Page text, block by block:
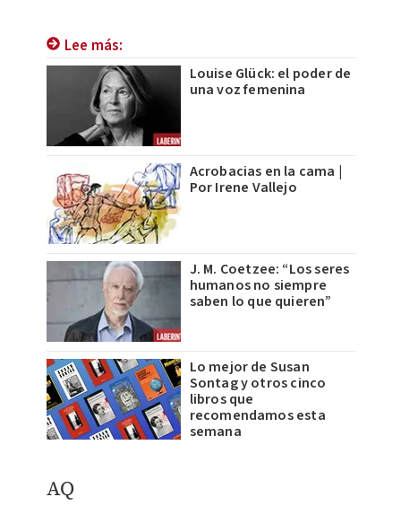
Lee más:
Louise Glück: el poder de
una voz femenina
Acrobacias en la cama |
Por Irene Vallejo
J. M. Coetzee: “Los seres
humanos no siempre
saben lo que quieren”
Lo mejor de Susan
Sontag y otros cinco
libros que
recomendamos esta
semana
AQ